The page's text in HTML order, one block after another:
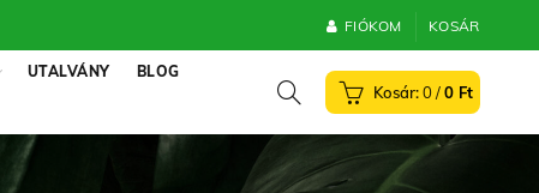
FIÓKOM KOSÁR
UTALVÁNY BLOG
0 / 0 Ft